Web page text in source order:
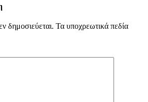
δημοσιεύεται. Τα υποχρεωτικά πεδία